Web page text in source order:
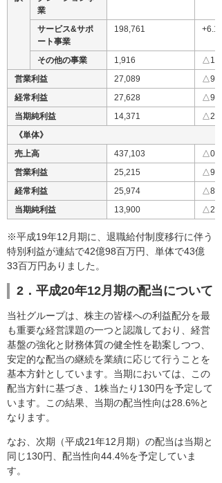
業
サービス&サポ
ート事業
198,761 +6.1
その他の事業 1,916
△19.2
営業利益
27,089
△9.9
経常利益
27,628
△9.5
当期純利益
14,371
△23.8
《単体》
売上高
437,103
△0.1
営業利益
25,215
△9.2
経常利益
25,974
△8.3
当期純利益
13,900 △24.2
※平成19年12月期に、退職給付制度移行に伴う
特別利益が連結で42億98百万円、単体で43億
33百万円ありました。
2．平成20年12月期の配当について
当社グループは、株主の皆様への利益配分を最
も重要な経営課題の一つと認識しており、経営
基盤の強化と財務体質の健全性を勘案しつつ、
安定的な配当の継続を業績に応じて行うことを
基本方針としています。当期においては、この
配当方針に基づき、1株当たり130円を予定して
います。この結果、当期の配当性向は28.6%と
なります。
なお、次期（平成21年12月期）の配当は当期と
同じ130円、配当性向44.4%を予定していま
す。